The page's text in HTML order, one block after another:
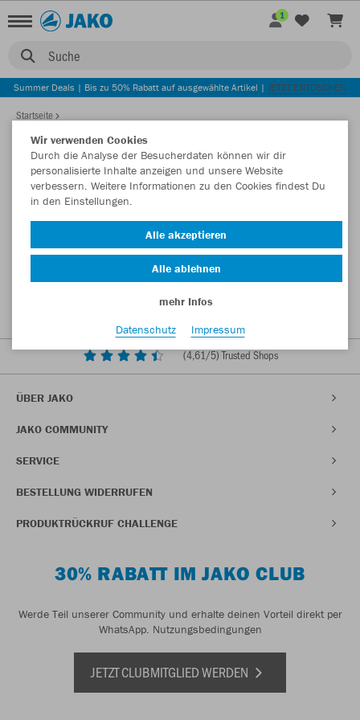
Suche
1
Summer Deals | Bis zu 50% Rabatt auf ausgewählte Artikel | JETZT ENTDECKEN
Startseite
(4,61/5) Trusted Shops
ÜBER JAKO
JAKO COMMUNITY
SERVICE
BESTELLUNG WIDERRUFEN
PRODUKTRÜCKRUF CHALLENGE
30% RABATT IM JAKO CLUB
Werde Teil unserer Community und erhalte deinen Vorteil direkt per
WhatsApp. Nutzungsbedingungen
JETZT CLUBMITGLIED WERDEN
Wir verwenden Cookies
Durch die Analyse der Besucherdaten können wir dir
personalisierte Inhalte anzeigen und unsere Website
verbessern. Weitere Informationen zu den Cookies findest Du
in den Einstellungen.
Alle akzeptieren
Alle ablehnen
mehr Infos
Datenschutz
Impressum